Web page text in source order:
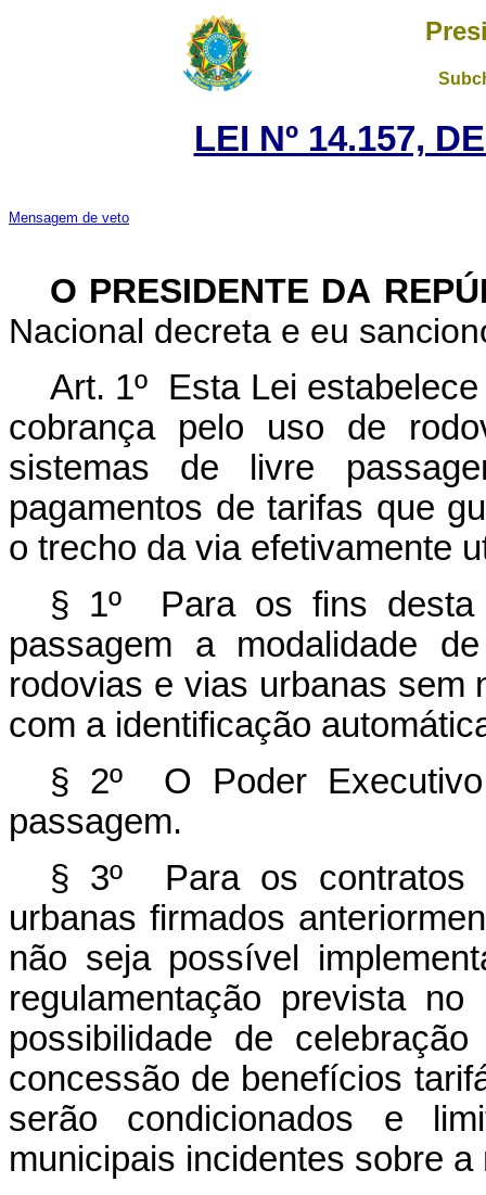
LEI Nº 14.157,
Mensagem de veto
O PRESIDENTE DA
Nacional decreta e eu
Art. 1º Esta Lei
cobrança pelo uso de
sistemas de livre
pagamentos de tarifas que
o trecho da via efetivamente
§ 1º Para os fins desta
passagem a modalidade
rodovias e vias urbanas sem
com a identificação
§ 2º O Poder
passagem.
§ 3º Para os contratos
urbanas firmados
não seja possível
regulamentação prevista
possibilidade de
concessão de benefícios
serão condicionados e
municipais incidentes sobre